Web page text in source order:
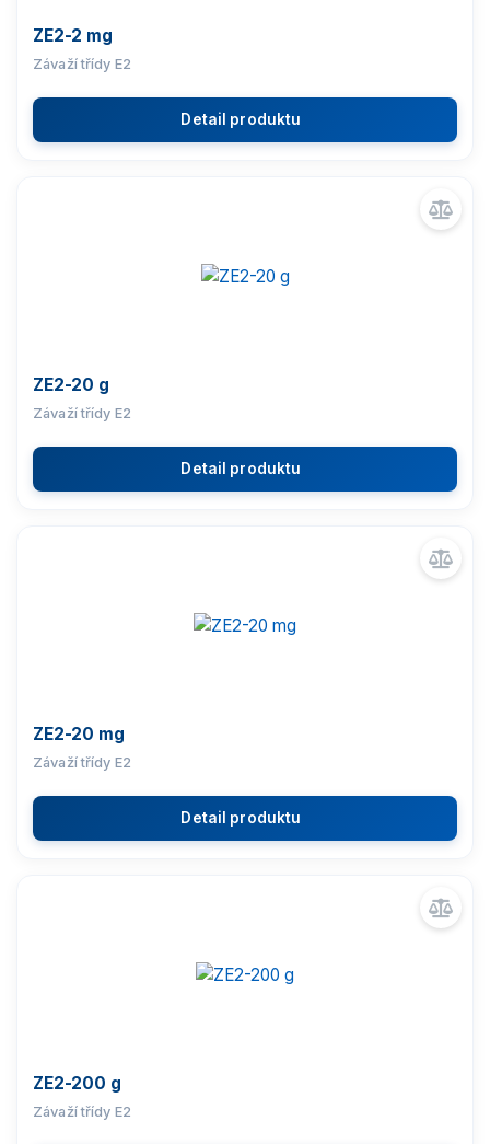
ZE2-2 mg
Závaží třídy E2
Detail produktu
ZE2-20 g
Závaží třídy E2
Detail produktu
ZE2-20 mg
Závaží třídy E2
Detail produktu
ZE2-200 g
Závaží třídy E2